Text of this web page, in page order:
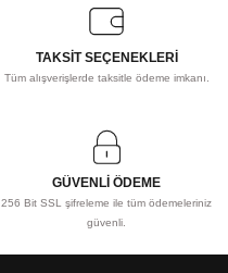
TAKSİT SEÇENEKLERİ
Tüm alışverişlerde taksitle ödeme imkanı.
GÜVENLİ ÖDEME
256 Bit SSL şifreleme ile tüm ödemeleriniz
güvenli.